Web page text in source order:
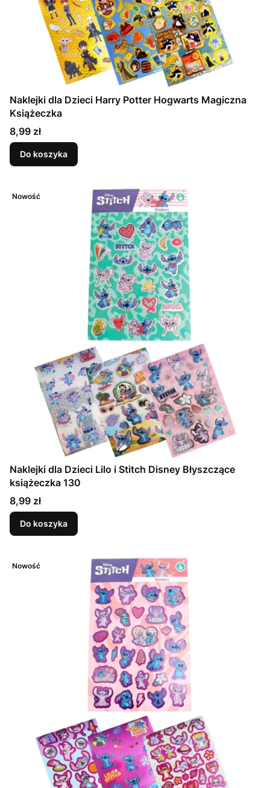
Naklejki dla Dzieci Harry Potter Hogwarts Magiczna
Książeczka
Cena
8,99 zł
Do koszyka
Nowość
Naklejki dla Dzieci Lilo i Stitch Disney Błyszczące
książeczka 130
Cena
8,99 zł
Do koszyka
Nowość